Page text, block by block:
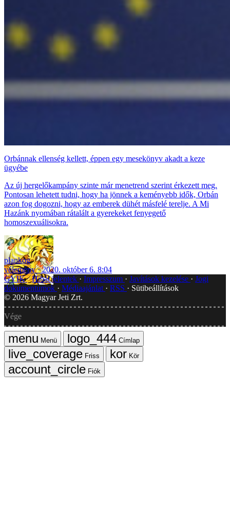
Orbánnak ellenség kellett, éppen egy mesekönyv akadt a keze
ügyébe
Az új hergelőkampány szinte már menetrend szerint érkezett meg.
Pontosan lehetett tudni, hogy ha jönnek a keményebb idők, Orbán
azon fog dogozni, hogy az emberek dühét másfelé terelje. A Mi
Hazánk nyomában rátalált a gyerekeket fenyegető
homoszexuálisokra.
plankog
vélemény
2020. október 6. 8:04
GYIK Hibát jelentek Impresszum Javítások kezelése
Jogi
dokumentumok
Médiaajánlat RSS
Sütibeállítások
© 2026 Magyar Jeti Zrt.
Vége
Menü
Címlap
Friss
Kör
Fiók